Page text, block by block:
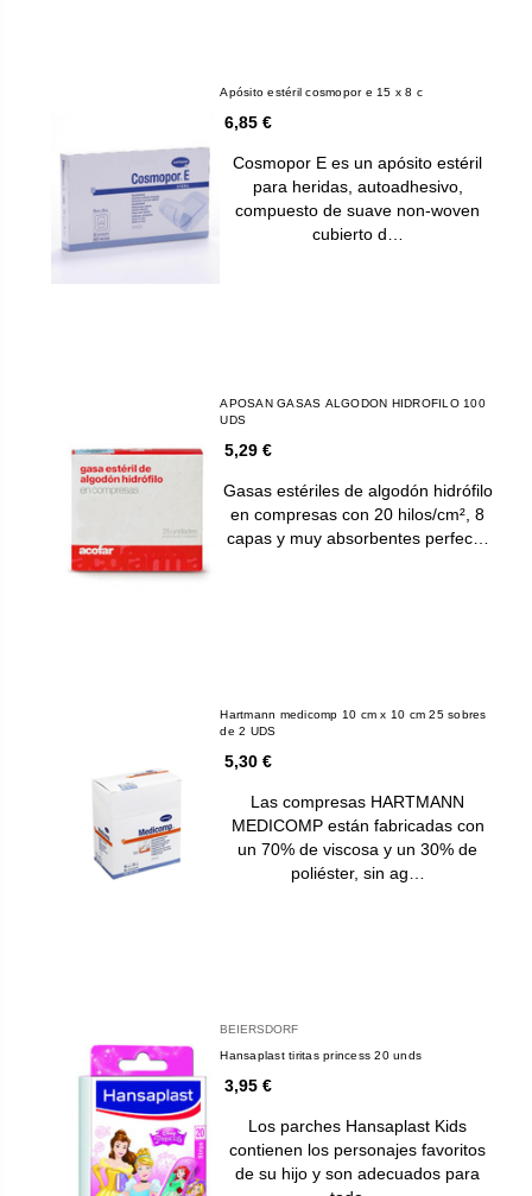
Apósito estéril cosmopor e 15 x 8 c
6,85 €
Cosmopor E es un apósito estéril
para heridas, autoadhesivo,
compuesto de suave non-woven
cubierto d…
APOSAN GASAS ALGODON HIDROFILO 100
UDS
5,29 €
Gasas estériles de algodón hidrófilo
en compresas con 20 hilos/cm², 8
capas y muy absorbentes perfec…
Hartmann medicomp 10 cm x 10 cm 25 sobres
de 2 UDS
5,30 €
Las compresas HARTMANN
MEDICOMP están fabricadas con
un 70% de viscosa y un 30% de
poliéster, sin ag…
BEIERSDORF
Hansaplast tiritas princess 20 unds
3,95 €
Los parches Hansaplast Kids
contienen los personajes favoritos
de su hijo y son adecuados para